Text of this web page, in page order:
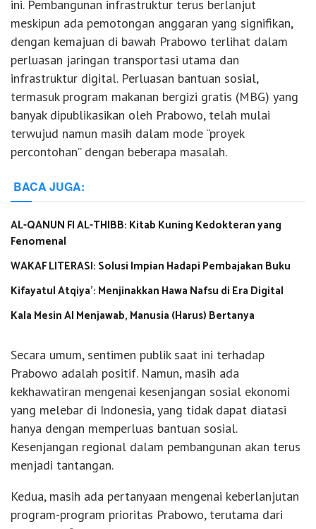
ini. Pembangunan infrastruktur terus berlanjut
meskipun ada pemotongan anggaran yang signifikan,
dengan kemajuan di bawah Prabowo terlihat dalam
perluasan jaringan transportasi utama dan
infrastruktur digital. Perluasan bantuan sosial,
termasuk program makanan bergizi gratis (MBG) yang
banyak dipublikasikan oleh Prabowo, telah mulai
terwujud namun masih dalam mode “proyek
percontohan” dengan beberapa masalah.
BACA JUGA:
AL-QANUN FI AL-THIBB: Kitab Kuning Kedokteran yang
Fenomenal
WAKAF LITERASI: Solusi Impian Hadapi Pembajakan Buku
Kifayatul Atqiya’: Menjinakkan Hawa Nafsu di Era Digital
Kala Mesin AI Menjawab, Manusia (Harus) Bertanya
Secara umum, sentimen publik saat ini terhadap
Prabowo adalah positif. Namun, masih ada
kekhawatiran mengenai kesenjangan sosial ekonomi
yang melebar di Indonesia, yang tidak dapat diatasi
hanya dengan memperluas bantuan sosial.
Kesenjangan regional dalam pembangunan akan terus
menjadi tantangan.
Kedua, masih ada pertanyaan mengenai keberlanjutan
program-program prioritas Prabowo, terutama dari